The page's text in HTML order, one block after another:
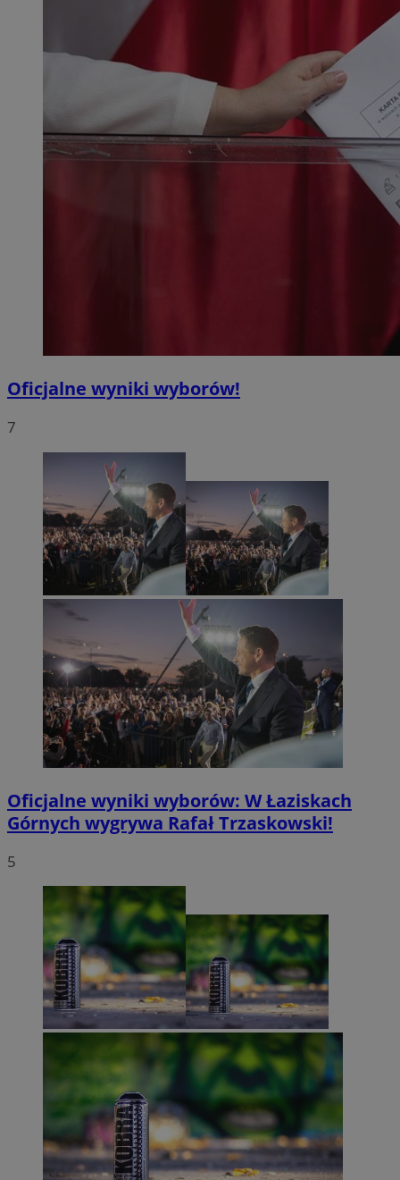
Oficjalne wyniki wyborów!
7
Oficjalne wyniki wyborów: W Łaziskach
Górnych wygrywa Rafał Trzaskowski!
5